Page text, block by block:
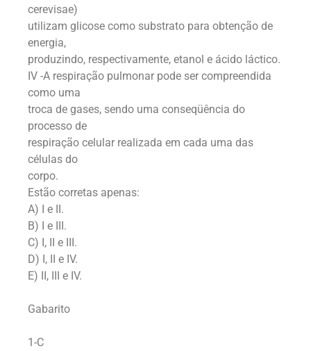
cerevisae)
utilizam glicose como substrato para obtenção de
energia,
produzindo, respectivamente, etanol e ácido láctico.
IV -A respiração pulmonar pode ser compreendida
como uma
troca de gases, sendo uma conseqüência do
processo de
respiração celular realizada em cada uma das
células do
corpo.
Estão corretas apenas:
A) I e II.
B) I e III.
C) I, II e III.
D) I, II e IV.
E) II, III e IV.
Gabarito
1-C